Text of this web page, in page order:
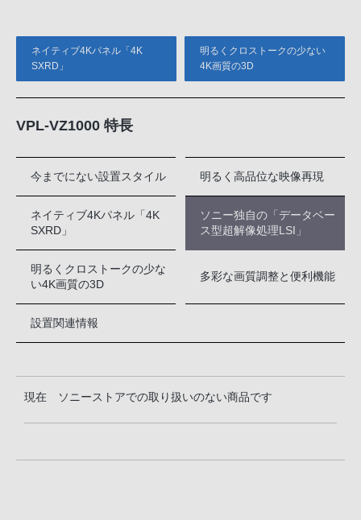
ネイティブ4Kパネル「4K
SXRD」
明るくクロストークの少ない
4K画質の3D
VPL-VZ1000 特長
今までにない設置スタイル 明るく高品位な映像再現
ネイティブ4Kパネル「4K
SXRD」
ソニー独自の「データベー
ス型超解像処理LSI」
明るくクロストークの少な
い4K画質の3D
多彩な画質調整と便利機能
設置関連情報
現在 ソニーストアでの取り扱いのない商品です